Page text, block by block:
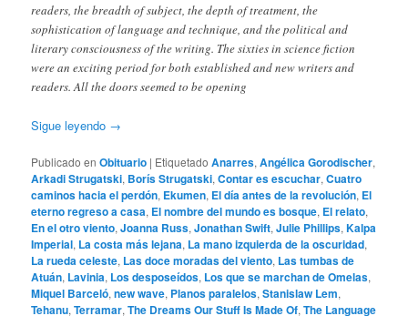
readers, the breadth of subject, the depth of treatment, the
sophistication of language and technique, and the political and
literary consciousness of the writing. The sixties in science fiction
were an exciting period for both established and new writers and
readers. All the doors seemed to be opening
Sigue leyendo →
Publicado en Obituario | Etiquetado Anarres,Angélica Gorodischer,
Arkadi Strugatski, Borís Strugatski,Contar es escuchar,Cuatro
caminos hacia el perdón, Ekumen, El día antes de la revolución, El
eterno regreso a casa, El nombre del mundo es bosque, El relato,
En el otro viento,Joanna Russ,Jonathan Swift,Julie Phillips,Kalpa
Imperial, La costa más lejana, La mano izquierda de la oscuridad,
La rueda celeste, Las doce moradas del viento, Las tumbas de
Atuán, Lavinia, Los desposeídos, Los que se marchan de Omelas,
Miquel Barceló,new wave, Planos paralelos,Stanislaw Lem,
Tehanu,Terramar,The Dreams Our Stuff Is Made Of,The Language